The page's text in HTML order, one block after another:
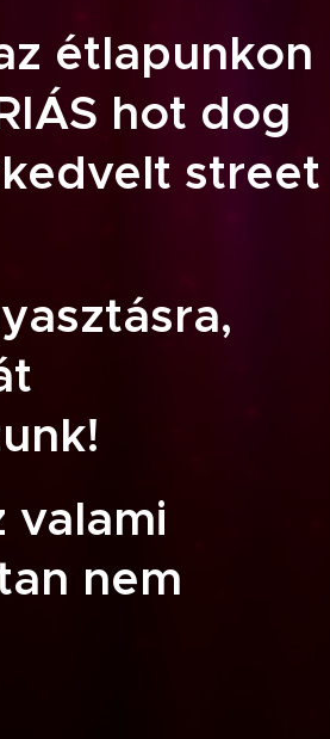
étlapunkon
hot dog
street
valami
nem